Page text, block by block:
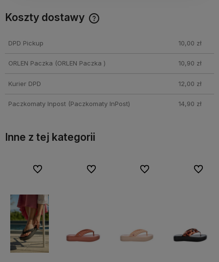
Koszty dostawy
DPD Pickup 10,00 zł
ORLEN Paczka (ORLEN Paczka ) 10,90 zł
Kurier DPD 12,00 zł
Paczkomaty Inpost(Paczkomaty InPost) 14,90 zł
Inne z tej kategorii
Do ulubionych
Do ulubionych Do ulubionych
Do ulubionych Do ulubionych
Do ulubionych Do
Do